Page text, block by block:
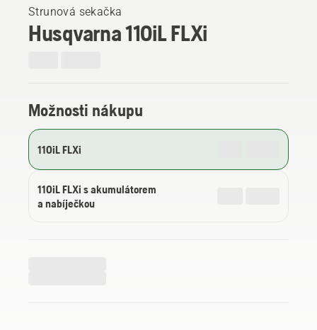
Strunová sekačka
Husqvarna 110iL FLXi
Možnosti nákupu
110iL FLXi
110iL FLXi s akumulátorem
a nabíječkou